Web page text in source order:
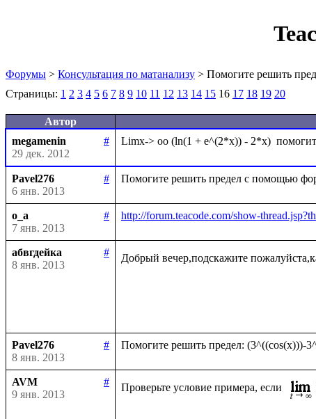
Форумы > Консультация по матанализу > Помогите решить
Страницы: 1 2 3 4 5 6 7 8 9 10 11 12 13 14 15 16 17 18 19 20
Автор
megamenin
#
29 дек. 2012
Pavel276
#
6 янв. 2013
o_a
#
7 янв. 2013
http://forum.teacode.com/show-
абвгдейка
#
8 янв. 2013
Добрый вечер,подскажите
Pavel276
#
8 янв. 2013
AVM
#
9 янв. 2013
Проверьте условие примера, если